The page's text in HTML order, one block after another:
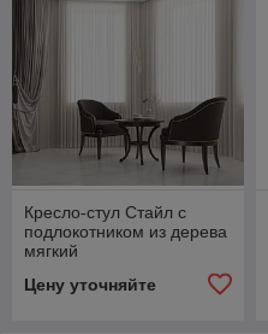
Кресло-стул Стайл с
подлокотником из дерева
мягкий
Цену уточняйте